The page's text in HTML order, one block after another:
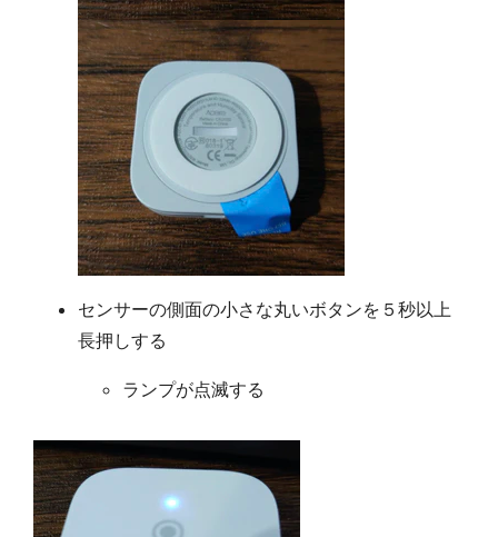
センサーの側面の小さな丸いボタンを５秒以上
長押しする
ランプが点滅する